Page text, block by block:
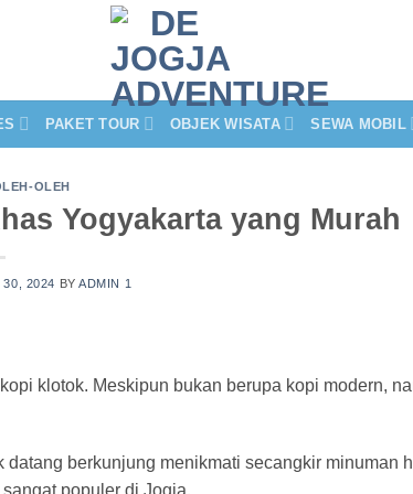
PAKET TOUR OBJEK WISATA SEWA MOBIL
OLEH
Yogyakarta yang Murah
30, 2024 BYADMIN 1
klotok. Meskipun bukan berupa kopi modern,
berkunjung menikmati secangkir minuman